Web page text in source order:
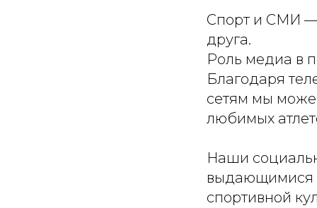
Спорт и СМИ —
друга.
Роль медиа в
Благодаря
сетям мы
любимых
Наши
выдающимися
спортивной